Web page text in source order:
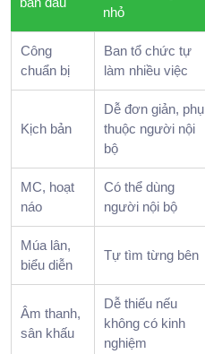
nhỏ
Công
chuẩn bị
Ban tổ chức tự
làm nhiều việc
Kịch bản
Dễ đơn giản, phụ
thuộc người nội
bộ
MC, hoạt
náo
Có thể dùng
người nội bộ
Múa lân,
biểu diễn
Tự tìm từng bên
Âm thanh,
sân khấu
Dễ thiếu nếu
không có kinh
nghiệm